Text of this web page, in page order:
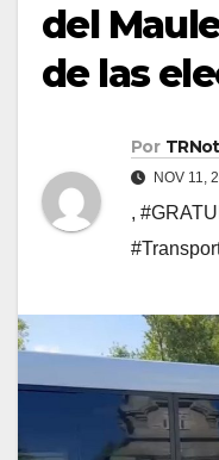
del
de las
Por
NOV 11,
,